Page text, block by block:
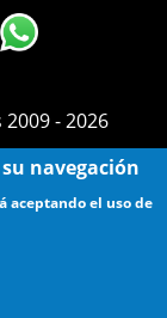
- 2026
navegación
aceptando el uso de